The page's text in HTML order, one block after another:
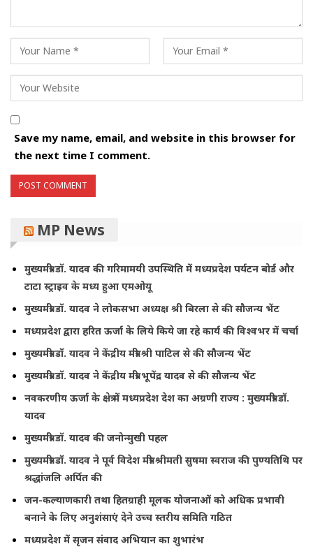
Save my name, email, and website in this browser for
the next time I comment.
MP News
मुख्यमंत्री डॉ. यादव की गरिमामयी उपस्थिति में मध्यप्रदेश पर्यटन बोर्ड और
टाटा स्ट्राइव के मध्य हुआ एमओयू
मुख्यमंत्री डॉ. यादव ने लोकसभा अध्यक्ष श्री बिरला से की सौजन्य भेंट
मध्यप्रदेश द्वारा हरित ऊर्जा के लिये किये जा रहे कार्य की विश्वभर में चर्चा
मुख्यमंत्री डॉ. यादव ने केंद्रीय मंत्री श्री पाटिल से की सौजन्य भेंट
मुख्यमंत्री डॉ. यादव ने केंद्रीय मंत्री भूपेंद्र यादव से की सौजन्य भेंट
नवकरणीय ऊर्जा के क्षेत्र में मध्यप्रदेश देश का अग्रणी राज्य : मुख्यमंत्री डॉ.
यादव
मुख्यमंत्री डॉ. यादव की जनोन्मुखी पहल
मुख्यमंत्री डॉ. यादव ने पूर्व विदेश मंत्री श्रीमती सुषमा स्वराज की पुण्यतिथि पर
श्रद्धांजलि अर्पित की
जन-कल्याणकारी तथा हितग्राही मूलक योजनाओं को अधिक प्रभावी
बनाने के लिए अनुशंसाएं देने उच्च स्तरीय समिति गठित
मध्यप्रदेश में सृजन संवाद अभियान का शुभारंभ